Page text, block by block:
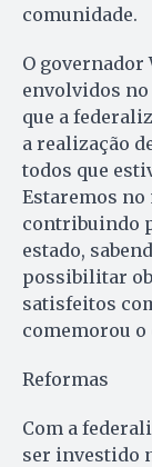
comunidade.
O governador
envolvidos
que a
a realização
todos que
Estaremos no
contribuindo
estado,
possibilitar
satisfeitos
comemorou o
Reformas
Com a
ser investido